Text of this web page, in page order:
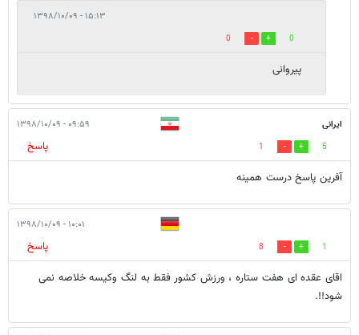
۱۵:۱۳ - ۱۳۹۸/۱۰/۰۹
0
0
پیروانی
ایرانی ۰۹:۵۹ - ۱۳۹۸/۱۰/۰۹
5
1
پاسخ
آفرین پاسخ درست همینه
۱۰:۰۱ - ۱۳۹۸/۱۰/۰۹
1
8
پاسخ
اقای عقده ای هفت ستاره ، ورزش کشور فقط به لنگ وکیسه خلاصه نمی
شود!!.